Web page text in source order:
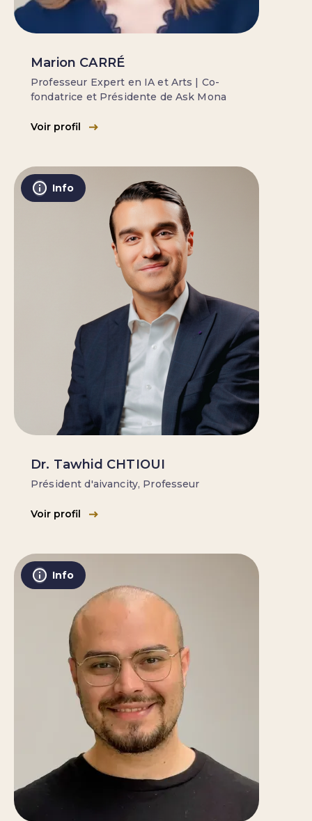
Marion CARRÉ
Professeur Expert en IA et Arts | Co-
fondatrice et Présidente de Ask Mona
Voir profil
Info
Dr. Tawhid CHTIOUI
Président d'aivancity, Professeur
Voir profil
Info